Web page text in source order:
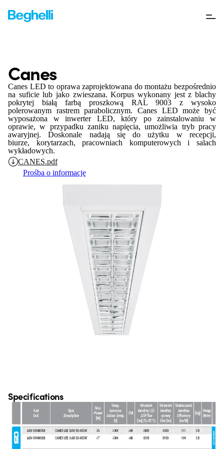
Canes
Canes LED to oprawa zaprojektowana do montażu bezpośrednio
na suficie lub jako zwieszana. Korpus wykonany jest z blachy
pokrytej białą farbą proszkową RAL 9003 z wysoko
polerowanym rastrem parabolicznym. Canes LED może być
wyposażona w inwerter LED, który po zainstalowaniu w
oprawie, w przypadku zaniku napięcia, umożliwia tryb pracy
awaryjnej. Doskonale nadają się do użytku w recepcji,
biurze, korytarzach, pracowniach komputerowych i salach
wykładowych.
CANES.pdf
Prośba o informację
Specifications